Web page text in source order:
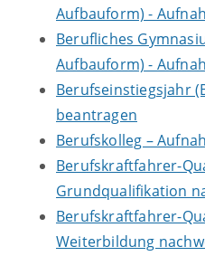
Aufbauform) -
Berufliches
Aufbauform) -
Berufseinstiegsjahr
beantragen
Berufskolleg –
Berufskraftfahrer-
Grundqualifikation
Berufskraftfahrer-
Weiterbildung